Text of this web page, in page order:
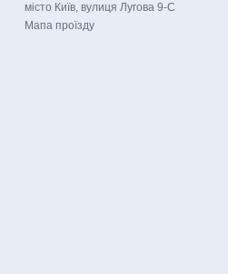
місто Київ, вулиця Лугова 9-С
Мапа проїзду